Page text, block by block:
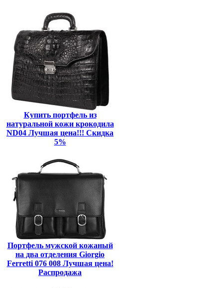
Купить портфель из
натуральной кожи крокодила
ND04 Лучшая цена!!! Скидка
5%
Портфель мужской кожаный
на два отделения Giorgio
Ferretti 076 008 Лучшая цена!
Распродажа